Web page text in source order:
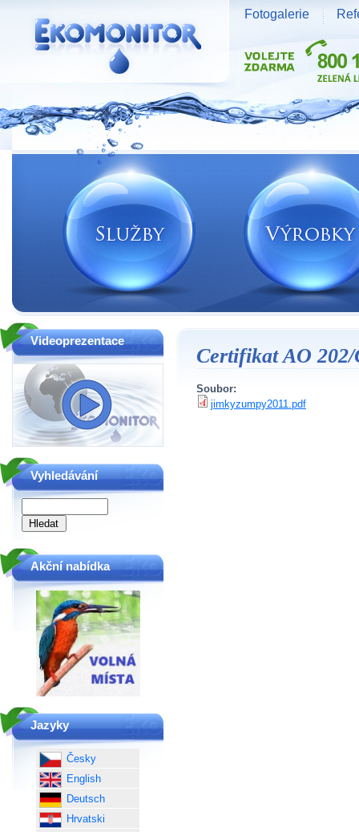
Certifikat AO 202/
Soubor:
jimkyzumpy2011.pdf
Videoprezentace
Vyhledávání
Akční nabídka
Jazyky
Česky
English
Deutsch
Hrvatski
Vodní zdroje Ekomonitor spol. s r.o.
Fotogalerie